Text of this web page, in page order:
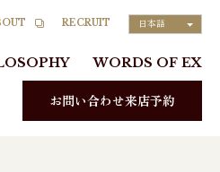
RECRUIT 日本語
WORDS OF EX
お問い合わせ来店予約